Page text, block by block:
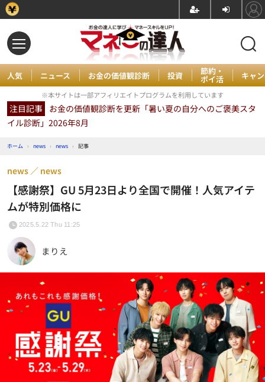
人気 ニュース お金の価値観診断 投資 節約・
ポイ活 キャ
※本サイトは一部アフィリエイトプログラムを利用しています
注目記事 お金の価値観診断を更新「暑い夏の自分へのご褒美スタ
イル診断」2026年8月
ホーム › news › news › 記事
【感謝祭】GU 5月23日より全国で開催！人気アイテ
ムが特別価格に
news news
2025.5.22 Thu 11:25
まりえ